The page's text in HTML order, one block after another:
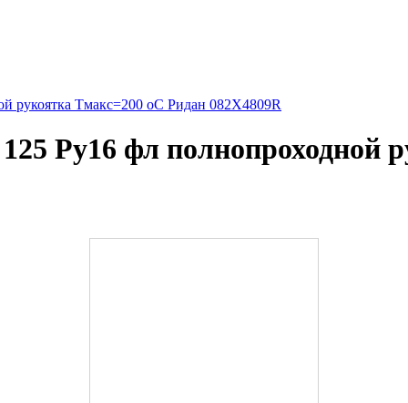
Тмакс=200 оС Ридан 082X4809R
Ру16 фл полнопроходной